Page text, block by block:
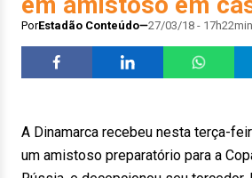
PorEstadão Conteúdo 27/03/18 - 17h22min
A Dinamarca recebeu nesta terça-
um amistoso preparatório para a